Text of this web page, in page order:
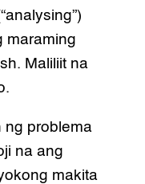
maraming
Maliliit na
ng problema
na ang
makita